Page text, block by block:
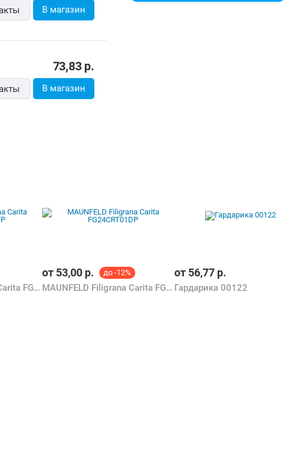
В магазин
73,83р.
В магазин
MAUNFELD Filigrana Carita FG28CRT01FP
от 53,00 р. до -12%
MAUNFELD Filigrana Carita FG24CRT01DP
от 56,77 р.
Гардарика 00122